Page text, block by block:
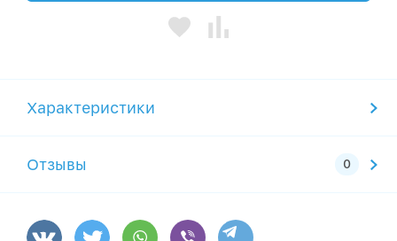
Характеристики
Отзывы